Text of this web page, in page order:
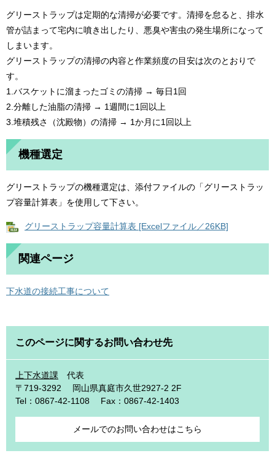
グリーストラップは定期的な清掃が必要です。清掃を怠ると、排水
管が詰まって宅内に噴き出したり、悪臭や害虫の発生場所になって
しまいます。
グリーストラップの清掃の内容と作業頻度の目安は次のとおりで
す。
1.バスケットに溜まったゴミの清掃 → 毎日1回
2.分離した油脂の清掃 → 1週間に1回以上
3.堆積残さ（沈殿物）の清掃 → 1か月に1回以上
機種選定
グリーストラップの機種選定は、添付ファイルの「グリーストラッ
プ容量計算表」を使用して下さい。
グリーストラップ容量計算表 [Excelファイル／26KB]
関連ページ
下水道の接続工事について
このページに関するお問い合わせ先
上下水道課
代表
〒719-3292
岡山県真庭市久世2927-2 2F
Tel：0867-42-1108
Fax：0867-42-1403
メールでのお問い合わせはこちら